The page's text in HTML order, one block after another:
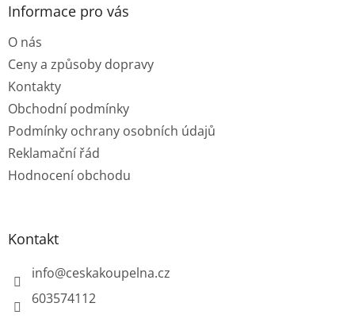
Informace pro vás
O nás
Ceny a způsoby dopravy
Kontakty
Obchodní podmínky
Podmínky ochrany osobních údajů
Reklamační řád
Hodnocení obchodu
Kontakt
info@ceskakoupelna.cz
603574112